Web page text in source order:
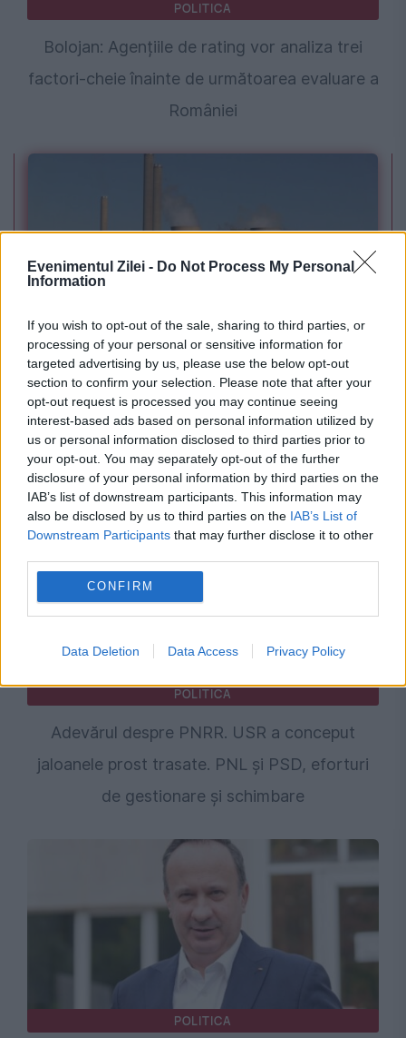
Evenimentul Zilei - Do Not Process My Personal
Information
If you wish to opt-out of the sale, sharing to third parties, or
processing of your personal or sensitive information for
targeted advertising by us, please use the below opt-out
section to confirm your selection. Please note that after your
opt-out request is processed you may continue seeing
interest-based ads based on personal information utilized by
us or personal information disclosed to third parties prior to
your opt-out. You may separately opt-out of the further
disclosure of your personal information by third parties on the
IAB’s list of downstream participants. This information may
also be disclosed by us to third parties on the IAB’s List of
Downstream Participants that may further disclose it to other
CONFIRM
Data Deletion Data Access Privacy Policy
POLITICA
Bolojan: Agențiile de rating vor analiza trei
factori-cheie înainte de următoarea evaluare a
României
POLITICA
PSD cere activarea mecanismului european
de urgență pentru energie și susține
menținerea centralelor pe cărbune. Critici la
adresa lui Bolojan
POLITICA
Adevărul despre PNRR. USR a conceput
jaloanele prost trasate. PNL și PSD, eforturi
de gestionare și schimbare
POLITICA